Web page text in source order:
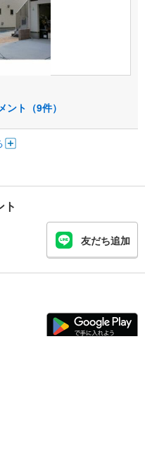
ント（9件）
友だち追加